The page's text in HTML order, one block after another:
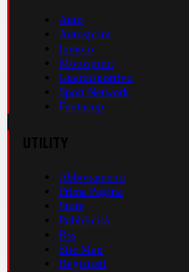
Auto
Autosprint
Inmoto
Motosprint
Guerinsportivo
Sport Network
Fantacup
Abbonamenti
Prima Pagina
Store
Pubblicità
Rss
Site Map
Registrati